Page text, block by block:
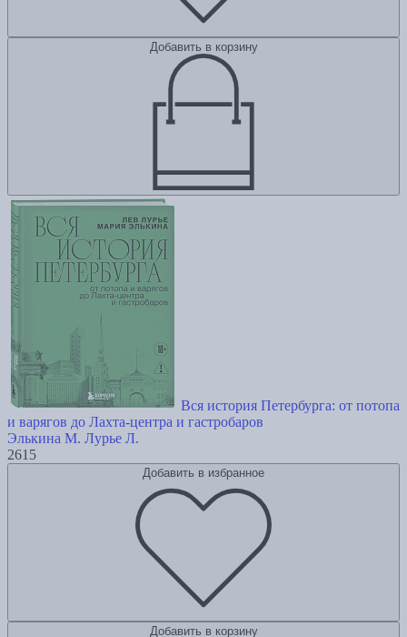
Добавить в корзину
Вся история Петербурга: от потопа
и варягов до Лахта-центра и гастробаров
Элькина М. Лурье Л.
2615
Добавить в избранное
Добавить в корзину